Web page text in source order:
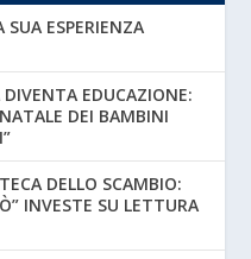
SUA ESPERIENZA
EDUCAZIONE:
DEI BAMBINI
DELLO SCAMBIO:
INVESTE SU LETTURA